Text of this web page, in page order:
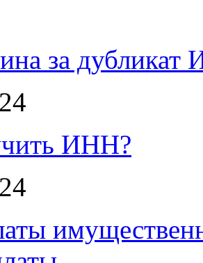
за дубликат
ИНН?